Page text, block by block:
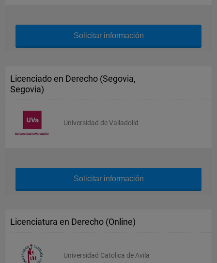
Solicitar información
Licenciado en Derecho (Segovia,
Segovia)
Universidad de Valladolid
Solicitar información
Licenciatura en Derecho (Online)
Universidad Catolica de Avila